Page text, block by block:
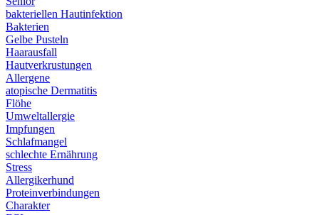
bakteriellen Hautinfektion
Bakterien
Gelbe Pusteln
Haarausfall
Hautverkrustungen
Allergene
atopische Dermatitis
Flöhe
Umweltallergie
Impfungen
Schlafmangel
schlechte Ernährung
Stress
Allergikerhund
Proteinverbindungen
Charakter